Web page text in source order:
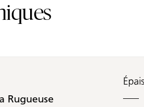
Rugueuse